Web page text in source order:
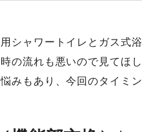
シャワートイレとガス式
の流れも悪いので見てほ
みもあり、今回のタイミ